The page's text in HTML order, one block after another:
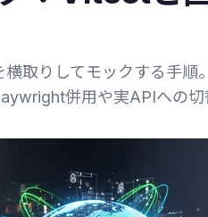
取りしてモックする手順
併用や実APIへの切